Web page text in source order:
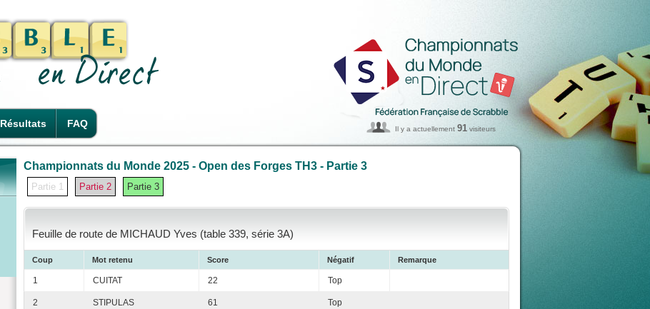
Résultats FAQ Il y a actuellement 91 visiteurs
Championnats du Monde 2025 - Open des Forges TH3 - Partie 3
Partie 1 Partie 2 Partie 3
Feuille de route de MICHAUD Yves (table 339, série 3A)
Coup Mot retenu Score Négatif Remarque
1 CUITAT 22 Top
2 STIPULAS 61 Top